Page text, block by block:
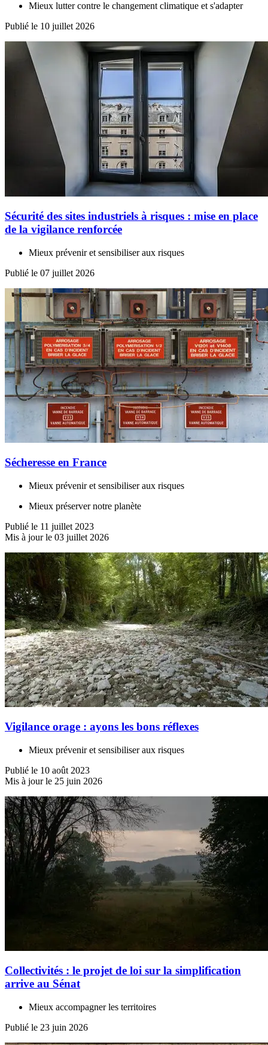
Mieux lutter contre le changement climatique et s'adapter
Publié le 10 juillet 2026
Sécurité des sites industriels à risques : mise en place
de la vigilance renforcée
Mieux prévenir et sensibiliser aux risques
Publié le 07 juillet 2026
Sécheresse en France
Mieux prévenir et sensibiliser aux risques
Mieux préserver notre planète
Publié le 11 juillet 2023
Mis à jour le 03 juillet 2026
Vigilance orage : ayons les bons réflexes
Mieux prévenir et sensibiliser aux risques
Publié le 10 août 2023
Mis à jour le 25 juin 2026
Collectivités : le projet de loi sur la simplification
arrive au Sénat
Mieux accompagner les territoires
Publié le 23 juin 2026